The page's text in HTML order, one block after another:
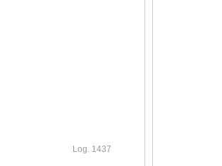
Log. 1437